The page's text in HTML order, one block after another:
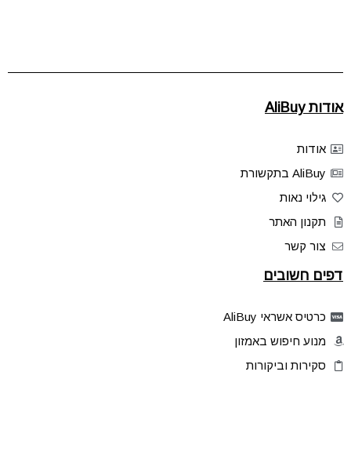
אודות AliBuy
אודות
AliBuy בתקשורת
גילוי נאות
תקנון האתר
צור קשר
דפים חשובים
כרטיס אשראי AliBuy
מנוע חיפוש באמזון
סקירות וביקורות